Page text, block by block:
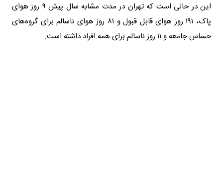
این در حالی است که تهران در مدت مشابه سال پیش ۹ روز هوای
پاک، ۱۹۱ روز هوای قابل قبول و ۸۱ روز هوای ناسالم برای گروه‌های
حساس جامعه و ۱۱ روز ناسالم برای همه افراد داشته است.